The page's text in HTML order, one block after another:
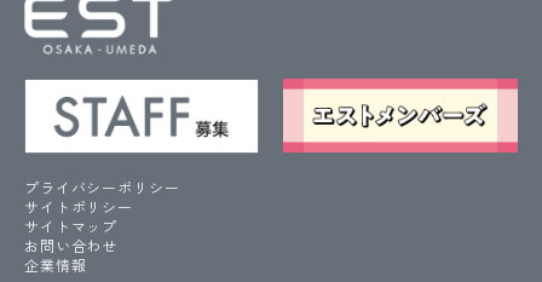
プライバシーポリシー
サイトポリシー
サイトマップ
お問い合わせ
企業情報